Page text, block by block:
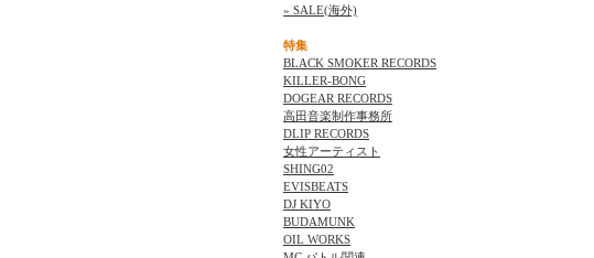
» SALE(海外)
特集
BLACK SMOKER RECORDS
KILLER-BONG
DOGEAR RECORDS
高田音楽制作事務所
DLIP RECORDS
女性アーティスト
SHING02
EVISBEATS
DJ KIYO
BUDAMUNK
OIL WORKS